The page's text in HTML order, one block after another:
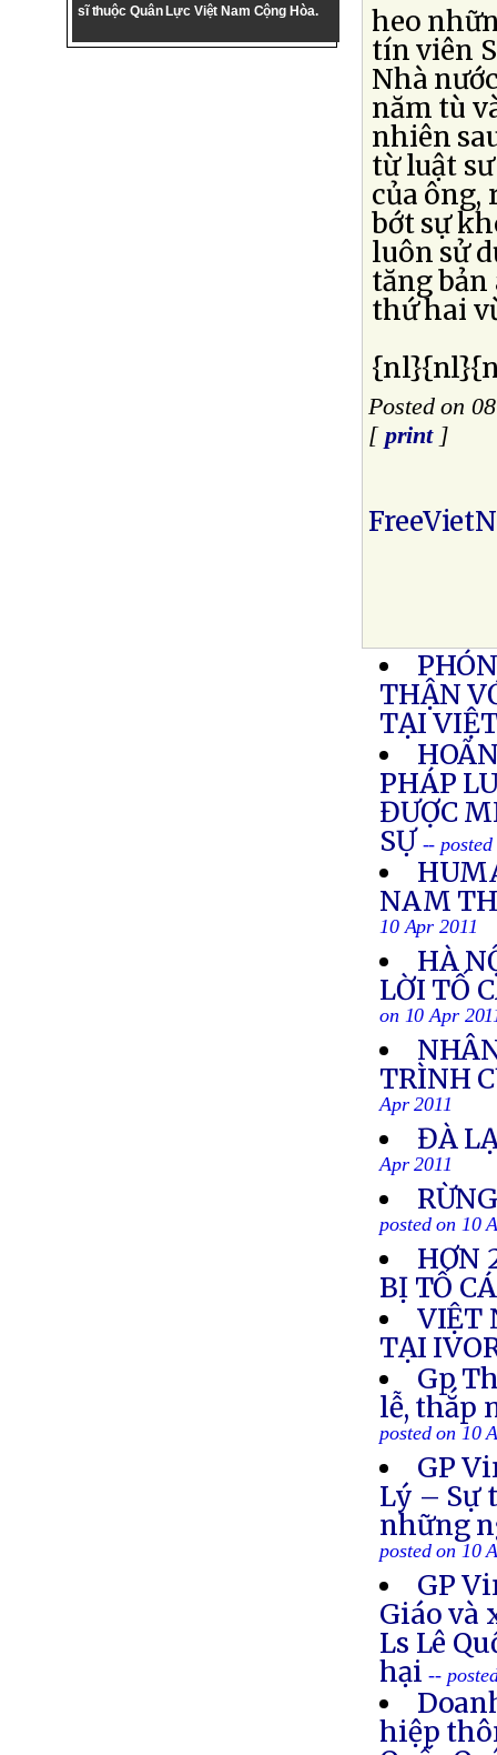
sĩ thuộc Quân Lực Việt Nam Cộng Hòa.
heo
tín viên
Nhà
năm tù
nhiên
từ luật
của ông,
bớt sự
luôn sử
tăng
thứ hai
Posted on
[ print]
THẬN
TẠI
PHÁP
ĐƯỢC
SỰ --
NAM
10 Apr 2011
HÀ
LỜI TỐ
on 10 Apr
TRÌNH
Apr 2011
ĐÀ
Apr 2011
posted on 10
HƠN
BỊ TỐ
VIỆT
TẠI
Gp
lễ, thắp
posted on 10
GP
Lý – Sự
những
posted on 10
GP
Giáo và
Ls Lê
hại--
hiệp